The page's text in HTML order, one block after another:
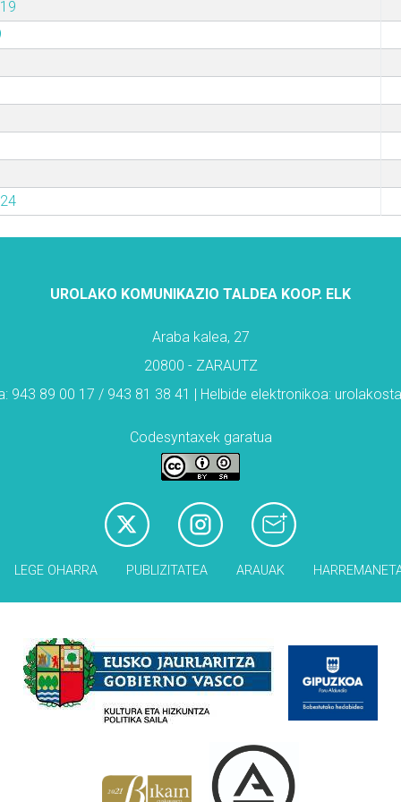
UROLAKO KOMUNIKAZIO TALDEA KOOP. ELK
Araba kalea, 27
20800 - ZARAUTZ
943 89 00 17 / 943 81 38 41 | Helbide elektronikoa:
Codesyntaxek garatua
LEGE OHARRA PUBLIZITATEA ARAUAK